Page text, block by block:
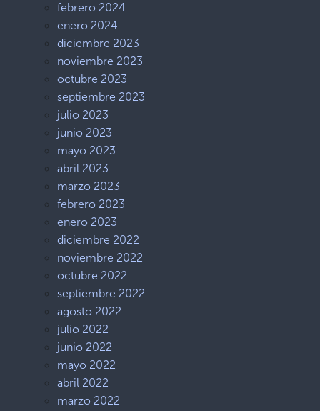
febrero 2024
enero 2024
diciembre 2023
noviembre 2023
octubre 2023
septiembre 2023
julio 2023
junio 2023
mayo 2023
abril 2023
marzo 2023
febrero 2023
enero 2023
diciembre 2022
noviembre 2022
octubre 2022
septiembre 2022
agosto 2022
julio 2022
junio 2022
mayo 2022
abril 2022
marzo 2022